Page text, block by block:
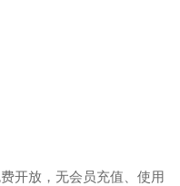
开放，无会员充值、使用